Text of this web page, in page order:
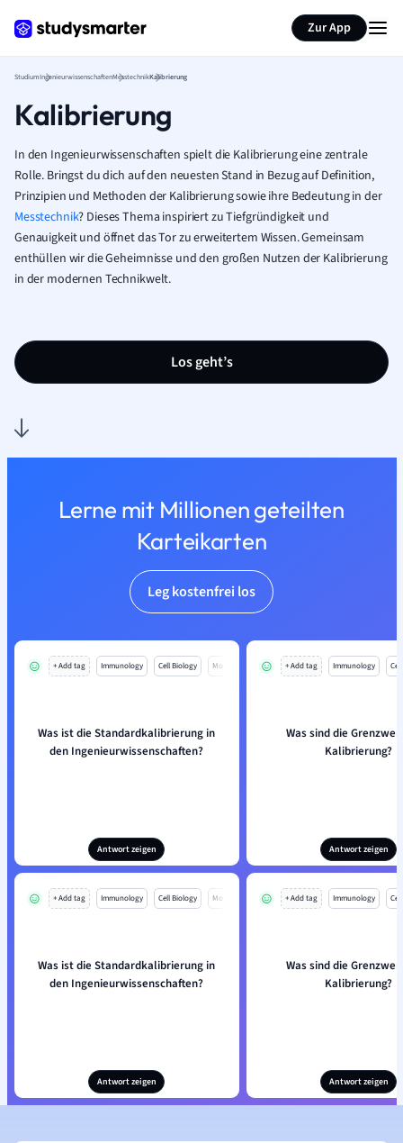
Zur App
StudiumIngenieurwissenschaftenMesstechnikKalibrierung
Kalibrierung
In den Ingenieurwissenschaften spielt die Kalibrierung eine zentrale
Rolle. Bringst du dich auf den neuesten Stand in Bezug auf Definition,
Prinzipien und Methoden der Kalibrierung sowie ihre Bedeutung in der
Messtechnik? Dieses Thema inspiriert zu Tiefgründigkeit und
Genauigkeit und öffnet das Tor zu erweitertem Wissen. Gemeinsam
enthüllen wir die Geheimnisse und den großen Nutzen der Kalibrierung
in der modernen Technikwelt.
Los geht’s
Lerne mit Millionen geteilten
Karteikarten
Leg kostenfrei los
+ Add tag Immunology Cell Biology Mo
Was ist die Standardkalibrierung in
den Ingenieurwissenschaften?
Antwort zeigen
+ Add tag Immunology
Was sind die
Kalibrierung?
Antwort zeigen
+ Add tag Immunology Cell Biology Mo
Was ist die Standardkalibrierung in
den Ingenieurwissenschaften?
Antwort zeigen
+ Add tag Immunology
Was sind die
Kalibrierung?
Antwort zeigen